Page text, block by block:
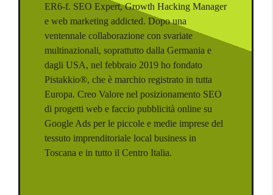
ER6-f. SEO Expert, Growth Hacking Manager
e web marketing addicted. Dopo una
ventennale collaborazione con svariate
multinazionali, soprattutto dalla Germania e
dagli USA, nel febbraio 2019 ho fondato
Pistakkio®, che è marchio registrato in tutta
Europa. Creo Valore nel posizionamento SEO
di progetti web e faccio pubblicità online su
Google Ads per le piccole e medie imprese del
tessuto imprenditoriale local business in
Toscana e in tutto il Centro Italia.